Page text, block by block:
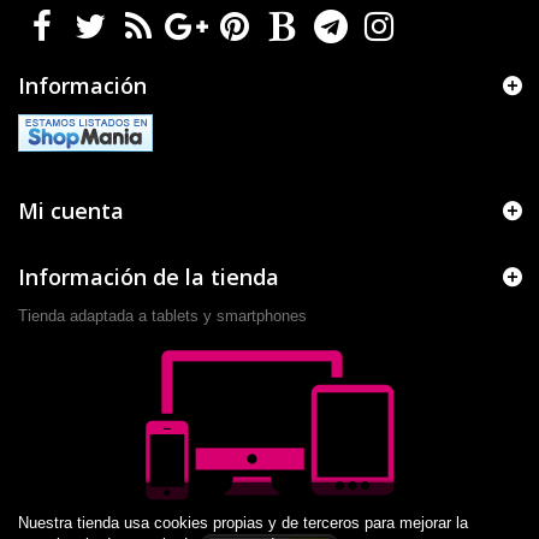
Información
Mi cuenta
Información de la tienda
Tienda adaptada a tablets y smartphones
Nuestra tienda usa cookies propias y de terceros para mejorar la